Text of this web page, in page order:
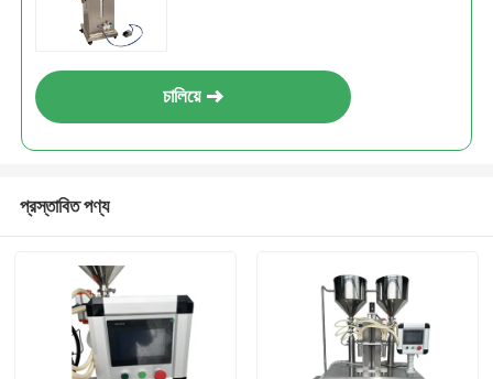
চালিয়ে
প্রস্তাবিত পণ্য